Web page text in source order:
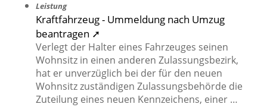
Leistung
Kraftfahrzeug - Ummeldung nach Umzug
beantragen ➚
Verlegt der Halter eines Fahrzeuges seinen
Wohnsitz in einen anderen Zulassungsbezirk,
hat er unverzüglich bei der für den neuen
Wohnsitz zuständigen Zulassungsbehörde die
Zuteilung eines neuen Kennzeichens, einer …